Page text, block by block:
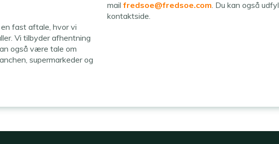
fast aftale, hvor vi
Vi tilbyder afhentning
også være tale om
supermarkeder og
mailfredsoe@fredsoe.com. Du kan også
kontaktside.​